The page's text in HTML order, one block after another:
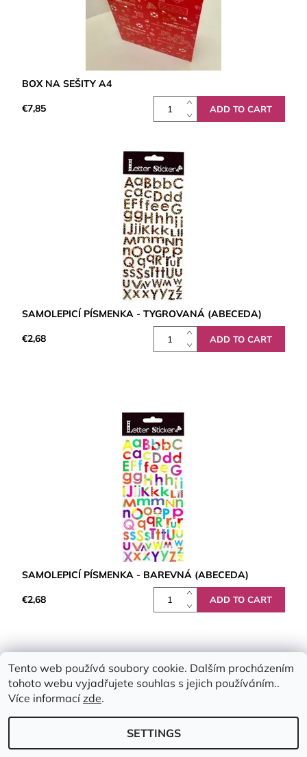
BOX NA SEŠITY A4
€7,85
SAMOLEPICÍ PÍSMENKA - TYGROVANÁ (ABECEDA)
€2,68
SAMOLEPICÍ PÍSMENKA - BAREVNÁ (ABECEDA)
€2,68
2026 © Emimis.cz, all rights reserved.
Tento web používá soubory cookie. Dalším procházením
tohoto webu vyjadřujete souhlas s jejich používáním..
Více informacízde.
SETTINGS